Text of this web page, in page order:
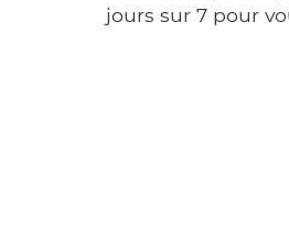
jours sur 7 pour